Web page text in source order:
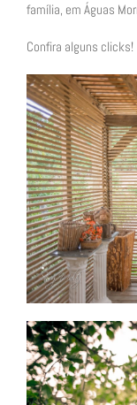
família, em Águas
Confira alguns clicks!